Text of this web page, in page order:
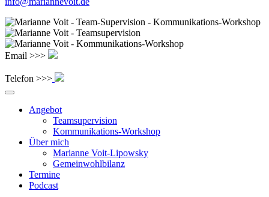
Email >>>
Telefon >>>
Angebot
Teamsupervision
Kommunikations-Workshop
Über mich
Marianne Voit-Lipowsky
Gemeinwohlbilanz
Termine
Podcast